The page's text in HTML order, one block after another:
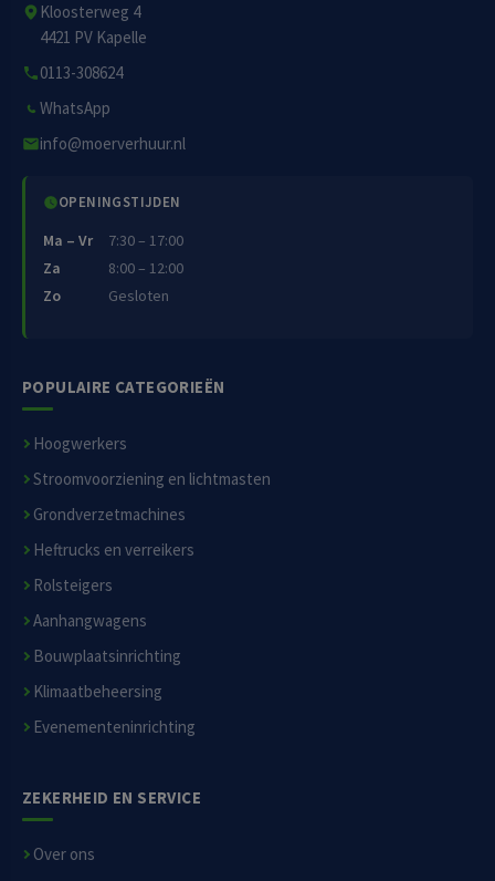
Kloosterweg 4
4421 PV Kapelle
0113-308624
WhatsApp
info@moerverhuur.nl
OPENINGSTIJDEN
Ma – Vr
7:30 – 17:00
Za
8:00 – 12:00
Zo
Gesloten
POPULAIRE CATEGORIEËN
Hoogwerkers
Stroomvoorziening en lichtmasten
Grondverzetmachines
Heftrucks en verreikers
Rolsteigers
Aanhangwagens
Bouwplaatsinrichting
Klimaatbeheersing
Evenementeninrichting
ZEKERHEID EN SERVICE
Over ons